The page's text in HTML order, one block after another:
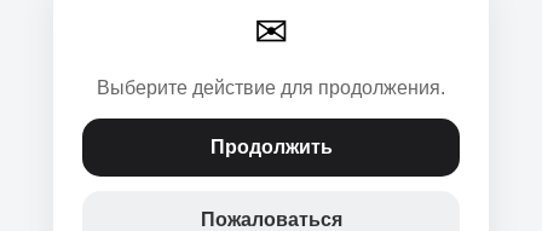
✉
Выберите действие для продолжения.
Продолжить
Пожаловаться